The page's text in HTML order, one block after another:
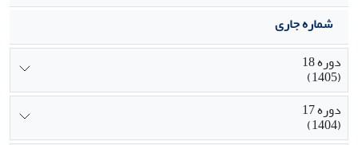
شماره جاری
دوره 18
(1405)
دوره 17
(1404)